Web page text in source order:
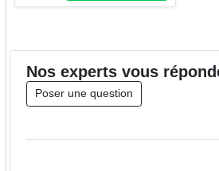
Nos expertsvous
Poser une question